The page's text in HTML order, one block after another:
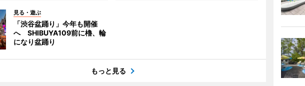
見る・遊ぶ
「渋谷盆踊り」今年も開催
へ SHIBUYA109前に櫓、輪
になり盆踊り
もっと見る